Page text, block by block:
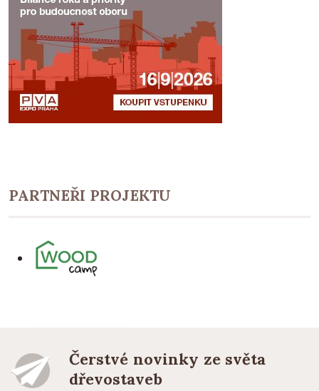
PARTNEŘI PROJEKTU
Čerstvé novinky ze světa
dřevostaveb